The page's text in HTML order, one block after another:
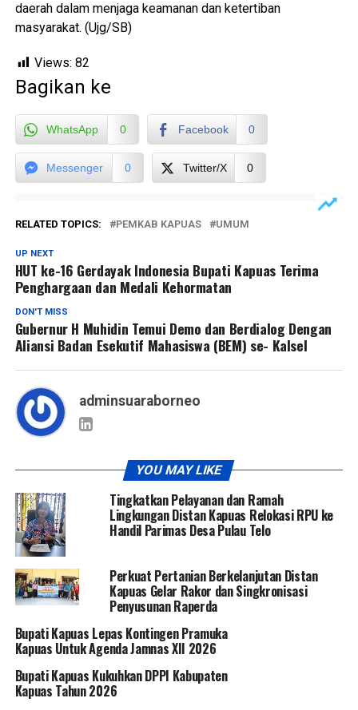
daerah dalam menjaga keamanan dan ketertiban
masyarakat. (Ujg/SB)
Views: 82
Bagikan ke
WhatsApp 0 Facebook 0
Messenger 0 Twitter/X 0
RELATED TOPICS: PEMKAB KAPUAS UMUM
UP NEXT
HUT ke-16 Gerdayak Indonesia Bupati Kapuas Terima
Penghargaan dan Medali Kehormatan
DON'T MISS
Gubernur H Muhidin Temui Demo dan Berdialog Dengan
Aliansi Badan Esekutif Mahasiswa (BEM) se- Kalsel
adminsuaraborneo
YOU MAY LIKE
Tingkatkan Pelayanan dan Ramah
Lingkungan Distan Kapuas Relokasi RPU ke
Handil Parimas Desa Pulau Telo
Perkuat Pertanian Berkelanjutan Distan
Kapuas Gelar Rakor dan Singkronisasi
Penyusunan Raperda
Bupati Kapuas Lepas Kontingen Pramuka
Kapuas Untuk Agenda Jamnas XII 2026
Bupati Kapuas Kukuhkan DPPI Kabupaten
Kapuas Tahun 2026